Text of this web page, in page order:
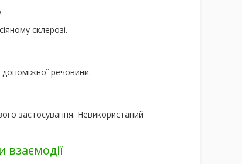
склерозі.
речовини.
застосування. Невикористаний
взаємодії